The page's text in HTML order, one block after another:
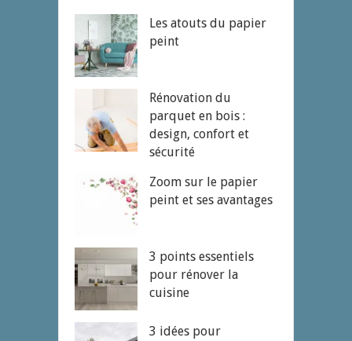
Les atouts du papier
peint
Rénovation du
parquet en bois :
design, confort et
sécurité
Zoom sur le papier
peint et ses avantages
3 points essentiels
pour rénover la
cuisine
3 idées pour